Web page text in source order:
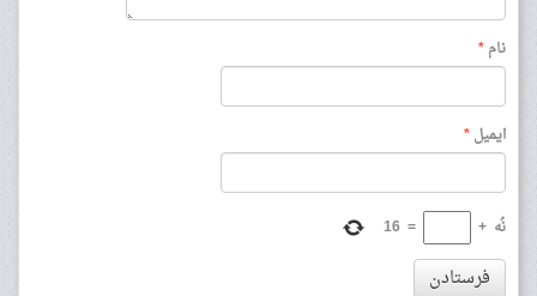
نام*
ایمیل*
نُه +
=
16
فرستادن